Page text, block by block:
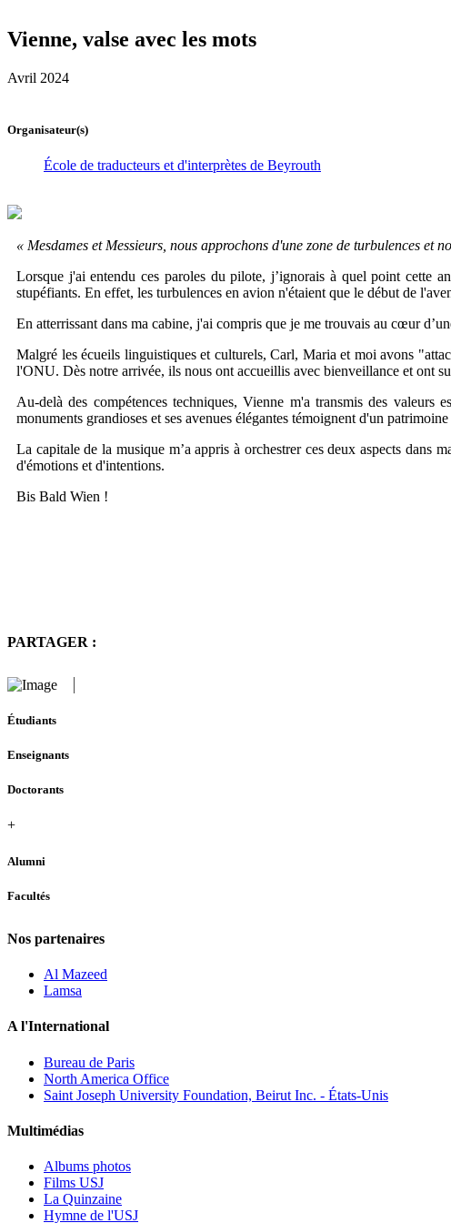
Vienne, valse avec les mots
Avril 2024
Organisateur(s)
École de traducteurs et d'interprètes de Beyrouth
« Mesdames et Messieurs, nous approchons d'une zone de turbulences et
Lorsque j'ai entendu ces paroles du pilote, j’ignorais à quel point cette
stupéfiants. En effet, les turbulences en avion n'étaient que le début de
En atterrissant dans ma cabine, j'ai compris que je me trouvais au cœur
Malgré les écueils linguistiques et culturels, Carl, Maria et moi avons
l'ONU. Dès notre arrivée, ils nous ont accueillis avec bienveillance et ont
Au-delà des compétences techniques, Vienne m'a transmis des
monuments grandioses et ses avenues élégantes témoignent d'un
La capitale de la musique m’a appris à orchestrer ces deux aspects dans
d'émotions et d'intentions.
Bis Bald Wien !
PARTAGER :
Étudiants
Enseignants
Doctorants
+
Alumni
Facultés
Nos partenaires
Al Mazeed
Lamsa
A l'International
Bureau de Paris
North America Office
Saint Joseph University Foundation, Beirut Inc. - États-Unis
Multimédias
Albums photos
Films USJ
La Quinzaine
Hymne de l'USJ